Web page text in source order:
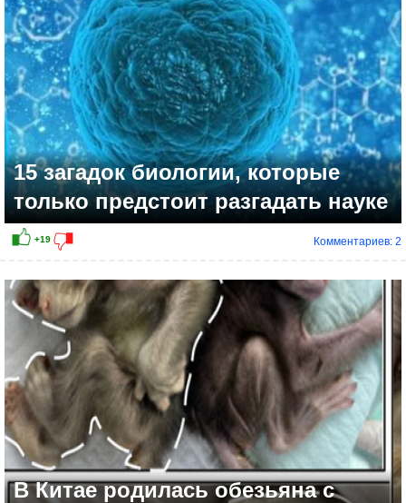
+13
15 загадок биологии, которые
только предстоит разгадать науке
Комментариев: 2
В Китае родилась обезьяна с